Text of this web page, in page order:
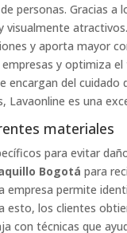
personas. Gracias a
y aporta mayor
y optimiza
encargan del
Lavaonline es una
materiales
para evitar
Bogotá para
empresa permite
esto, los clientes
con técnicas que